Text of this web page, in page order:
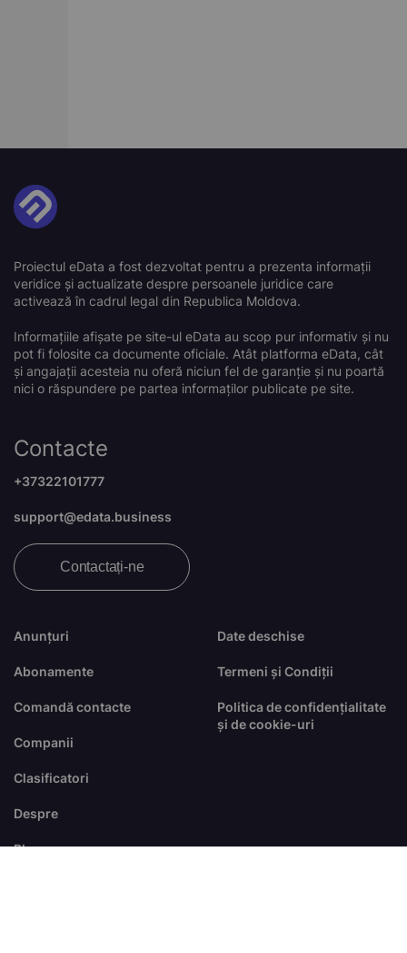
Proiectul eData a fost dezvoltat pentru a prezenta informații
veridice și actualizate despre persoanele juridice care
activează în cadrul legal din Republica Moldova.
Informațiile afișate pe site-ul eData au scop pur informativ și nu
pot fi folosite ca documente oficiale. Atât platforma eData, cât
și angajații acesteia nu oferă niciun fel de garanție și nu poartă
nici o răspundere pe partea informaților publicate pe site.
Anunțuri
Abonamente
Comandă contacte
Companii
Clasificatori
Despre
Blog
Date deschise
Termeni și Condiții
Politica de confidențialitate
și de cookie-uri
Contacte
+37322101777
support@edata.business
Contactați-ne